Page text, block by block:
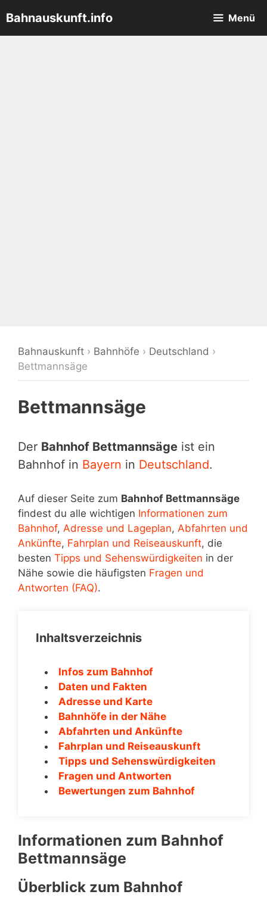
Inhalt
springen
Bahnauskunft.info Menü
Bahnauskunft › Bahnhöfe › Deutschland ›
Bettmannsäge
Bettmannsäge
Der Bahnhof Bettmannsäge ist ein
Bahnhof in Bayern in Deutschland.
Auf dieser Seite zum Bahnhof Bettmannsäge
findest du alle wichtigen Informationen zum
Bahnhof, Adresse und Lageplan, Abfahrten und
Ankünfte, Fahrplan und Reiseauskunft, die
besten Tipps und Sehenswürdigkeiten in der
Nähe sowie die häufigsten Fragen und
Antworten (FAQ).
Inhaltsverzeichnis
Infos zum Bahnhof
Daten und Fakten
Adresse und Karte
Bahnhöfe in der Nähe
Abfahrten und Ankünfte
Fahrplan und Reiseauskunft
Tipps und Sehenswürdigkeiten
Fragen und Antworten
Bewertungen zum Bahnhof
Informationen zum Bahnhof
Bettmannsäge
Überblick zum Bahnhof